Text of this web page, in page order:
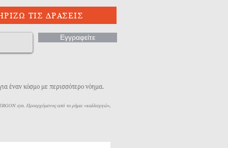
ΤΙΣ ΔΡΑΣΕΙΣ
Εγγραφείτε
έναν κόσμο με περισσότερο νόημα.
syn. Προερχόμενος από το ρήμα «καλλιεργώ»,